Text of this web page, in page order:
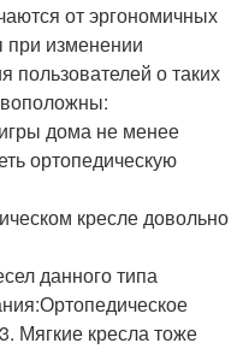
от эргономичных
изменении
пользователей о таких
дома не менее
ортопедическую
кресле довольно
данного типа
Ортопедическое
3. Мягкие кресла тоже